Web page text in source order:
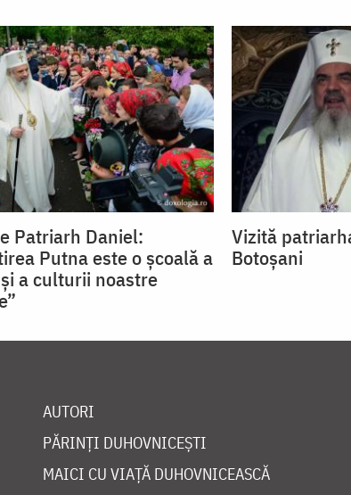
Patriarh Daniel:
Putna este o şcoală a
a culturii noastre
Vizită
Botoșani
AUTORI
PĂRINȚI DUHOVNICEȘTI
MAICI CU VIAȚĂ DUHOVNICEASCĂ